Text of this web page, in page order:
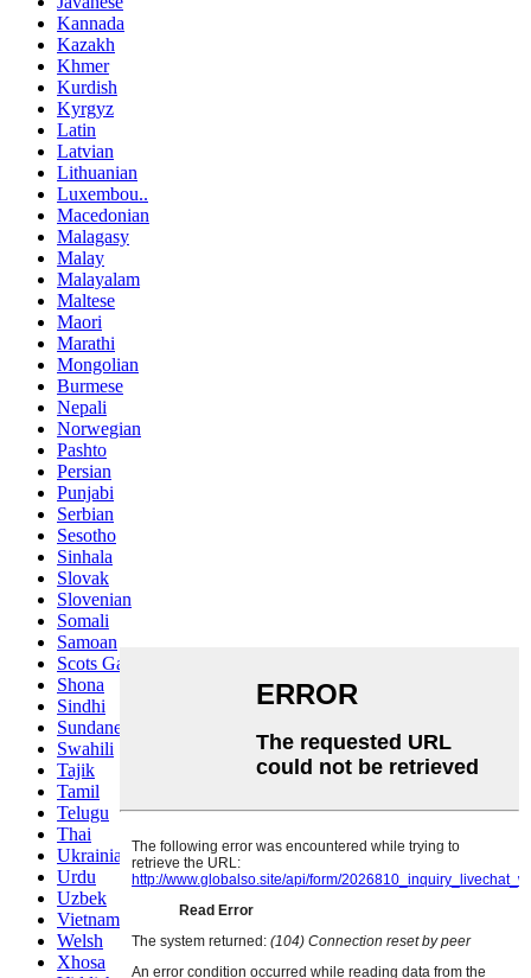
Kannada
Kazakh
Khmer
Kurdish
Kyrgyz
Latin
Latvian
Lithuanian
Luxembou..
Macedonian
Malagasy
Malay
Malayalam
Maltese
Maori
Marathi
Mongolian
Burmese
Nepali
Norwegian
Pashto
Persian
Punjabi
Serbian
Sesotho
Sinhala
Slovak
Slovenian
Somali
Samoan
Scots Gaelic
Shona
Sindhi
Sundanese
Swahili
Tajik
Tamil
Telugu
Thai
Ukrainian
Urdu
Uzbek
Vietnamese
Welsh
Xhosa